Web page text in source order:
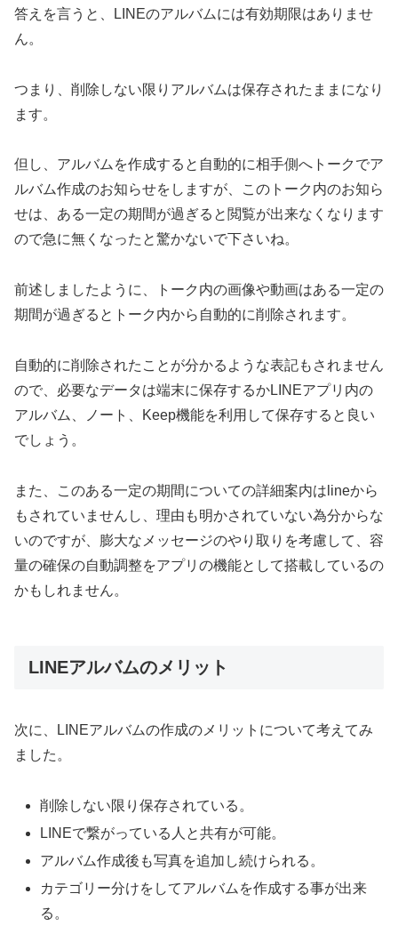
答えを言うと、LINEのアルバムには有効期限はありませ
ん。
つまり、削除しない限りアルバムは保存されたままになり
ます。
但し、アルバムを作成すると自動的に相手側へトークでア
ルバム作成のお知らせをしますが、このトーク内のお知ら
せは、ある一定の期間が過ぎると閲覧が出来なくなります
ので急に無くなったと驚かないで下さいね。
前述しましたように、トーク内の画像や動画はある一定の
期間が過ぎるとトーク内から自動的に削除されます。
自動的に削除されたことが分かるような表記もされません
ので、必要なデータは端末に保存するかLINEアプリ内の
アルバム、ノート、Keep機能を利用して保存すると良い
でしょう。
また、このある一定の期間についての詳細案内はlineから
もされていませんし、理由も明かされていない為分からな
いのですが、膨大なメッセージのやり取りを考慮して、容
量の確保の自動調整をアプリの機能として搭載しているの
かもしれません。
LINEアルバムのメリット
次に、LINEアルバムの作成のメリットについて考えてみ
ました。
削除しない限り保存されている。
LINEで繋がっている人と共有が可能。
アルバム作成後も写真を追加し続けられる。
カテゴリー分けをしてアルバムを作成する事が出来
る。